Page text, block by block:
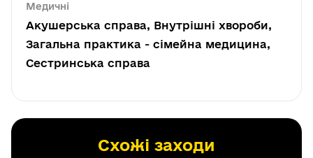
Медичні
Акушерська справа, Внутрішні хвороби,
Загальна практика - сімейна медицина,
Сестринська справа
Схожі заходи